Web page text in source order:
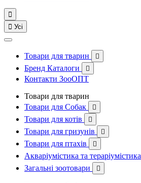

 Усі
Товари для тварин 
Бренд Каталоги 
Контакти ЗооОПТ
Товари для тварин
Товари для Собак

Товари для котів 
Товари для гризунів 
Товари для птахів 
Акваріумістика та тераріумістика
Загальні зоотовари 